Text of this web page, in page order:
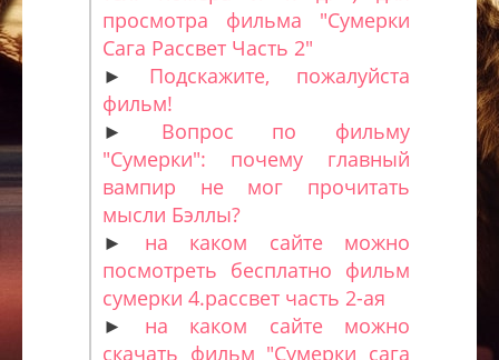
просмотра фильма "Сумерки
Сага Рассвет Часть 2"
► Подскажите, пожалуйста
фильм!
► Вопрос по фильму
"Сумерки": почему главный
вампир не мог прочитать
мысли Бэллы?
► на каком сайте можно
посмотреть бесплатно фильм
сумерки 4.рассвет часть 2-ая
► на каком сайте можно
скачать фильм "Сумерки сага